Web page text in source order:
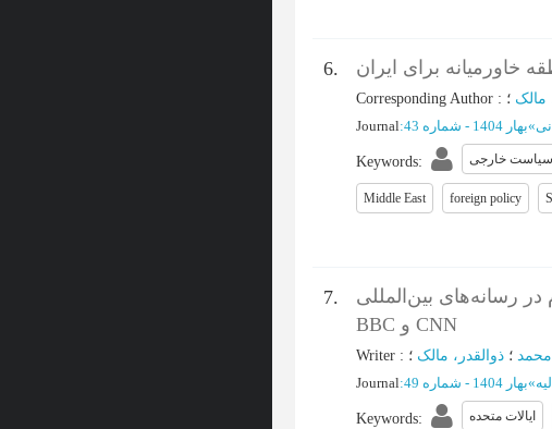
6. خاورمیانه برای ایران
Corresponding Author : مالک
Journal: »بهار 1404 - شماره 43
Keywords: سیاست خارجی
Middle East foreign policy
7.
رسانه‌های بین‌المللی
BBC و CNN
Writer : ؛ ذوالقدر، مالک
Journal: »بهار 1404 - شماره 49
Keywords: ایالات متحده